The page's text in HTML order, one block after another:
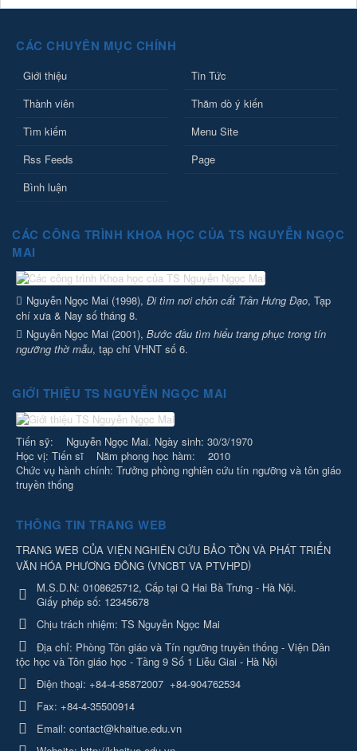
CÁC CHUYÊN MỤC CHÍNH
Giới thiệu
Tin Tức
Thành viên
Thăm dò ý kiến
Tìm kiếm
Menu Site
Rss Feeds
Page
Bình luận
CÁC CÔNG TRÌNH KHOA HỌC CỦA TS NGUYỄN NGỌC
MAI
Nguyễn Ngọc Mai (1998), Đi tìm nơi chôn cất Trần Hưng Đạo, Tạp
chí xưa & Nay số tháng 8.
Nguyễn Ngọc Mai (2001), Bước đầu tìm hiểu trang phục trong tín
ngưỡng thờ mẫu, tạp chí VHNT số 6.
GIỚI THIỆU TS NGUYỄN NGỌC MAI
Tiến sỹ: Nguyễn Ngọc Mai. Ngày sinh: 30/3/1970
Học vị: Tiến sĩ Năm phong học hàm: 2010
Chức vụ hành chính: Trưởng phòng nghiên cứu tín ngưỡng và tôn giáo
truyền thống
THÔNG TIN TRANG WEB
TRANG WEB CỦA VIỆN NGHIÊN CỨU BẢO TỒN VÀ PHÁT TRIỂN
VĂN HÓA PHƯƠNG ĐÔNG (VNCBT VA PTVHPD)
M.S.D.N: 0108625712, Cấp tại Q Hai Bà Trưng - Hà Nội.
Giấy phép số: 12345678
Chịu trách nhiệm: TS Nguyễn Ngọc Mai
Địa chỉ: Phòng Tôn giáo và Tín ngưỡng truyền thống - Viện Dân
tộc học và Tôn giáo học - Tầng 9 Số 1 Liễu Giai - Hà Nội
Điện thoại: +84-4-85872007 +84-904762534
Fax: +84-4-35500914
Email: contact@khaitue.edu.vn